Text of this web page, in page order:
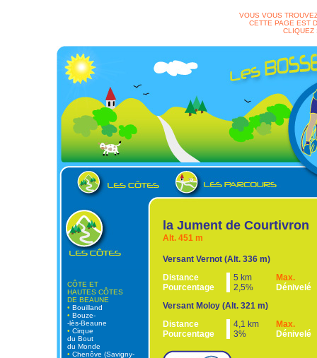
VOUS VOUS
CETTE PAGE EST
CLIQUEZ
CÔTE ET
HAUTES CÔTES
DE BEAUNE
• Bouilland
• Bouze-
-lès-Beaune
• Cirque
du Bout
du Monde
• Chenôve (Savigny-
la Jument de Courtivron
Alt. 451 m
Versant Vernot (Alt. 336 m)
Distance
5 km
Max.
Pourcentage
2,5%
Dénivelé
Versant Moloy (Alt. 321 m)
Distance
4,1 km
Max.
Pourcentage
3% Dénivelé